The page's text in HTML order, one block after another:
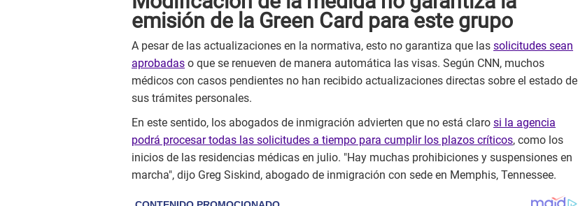
emisión de la Green Card para este grupo
A pesar de las actualizaciones en la normativa, esto no garantiza que las solicitudes sean
aprobadas o que se renueven de manera automática las visas. Según CNN, muchos
médicos con casos pendientes no han recibido actualizaciones directas sobre el estado de
sus trámites personales.
En este sentido, los abogados de inmigración advierten que no está claro si la agencia
podrá procesar todas las solicitudes a tiempo para cumplir los plazos críticos, como los
inicios de las residencias médicas en julio. "Hay muchas prohibiciones y suspensiones en
marcha", dijo Greg Siskind, abogado de inmigración con sede en Memphis, Tennessee.